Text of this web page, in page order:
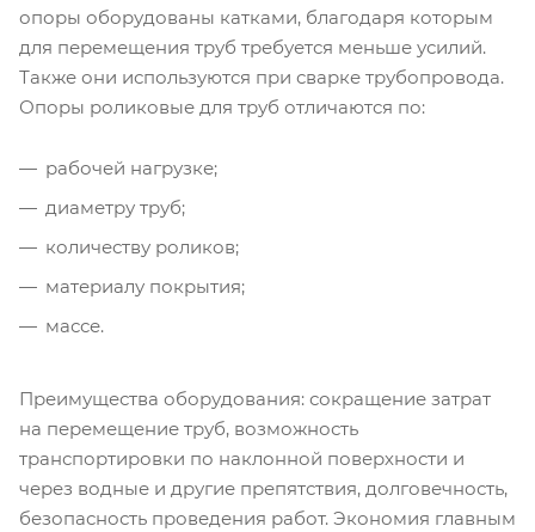
опоры оборудованы катками, благодаря которым
для перемещения труб требуется меньше усилий.
Также они используются при сварке трубопровода.
Опоры роликовые для труб отличаются по:
рабочей нагрузке;
диаметру труб;
количеству роликов;
материалу покрытия;
массе.
Преимущества оборудования: сокращение затрат
на перемещение труб, возможность
транспортировки по наклонной поверхности и
через водные и другие препятствия, долговечность,
безопасность проведения работ. Экономия главным